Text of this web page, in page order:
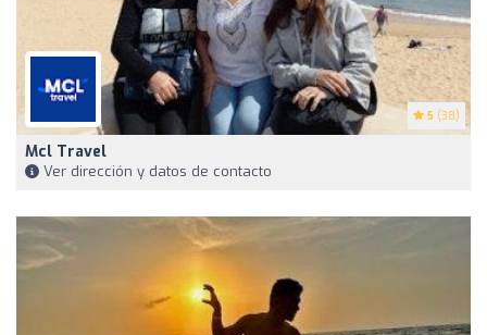
5 (38)
Mcl Travel
Ver dirección y datos de contacto